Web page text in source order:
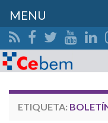
Search for:
ETIQUETA:
MENU